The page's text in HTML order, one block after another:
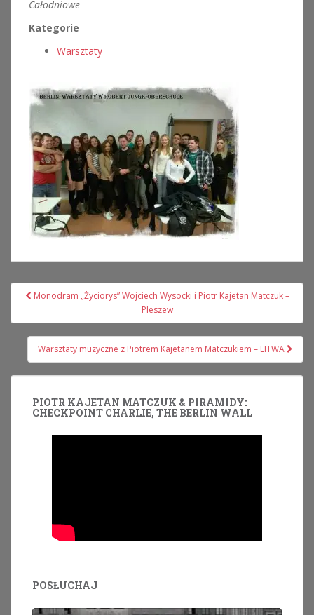
Całodniowe
Kategorie
Warsztaty
Nawigacja
Monodram „Życiorys” Wojciech Wysocki i Piotr Kajetan Matczuk –
Pleszew
Warsztaty muzyczne z Piotrem Kajetanem Matczukiem – LITWA
PIOTR KAJETAN MATCZUK & PIRAMIDY:
CHECKPOINT CHARLIE, THE BERLIN WALL
POSŁUCHAJ
Odtwarzacz